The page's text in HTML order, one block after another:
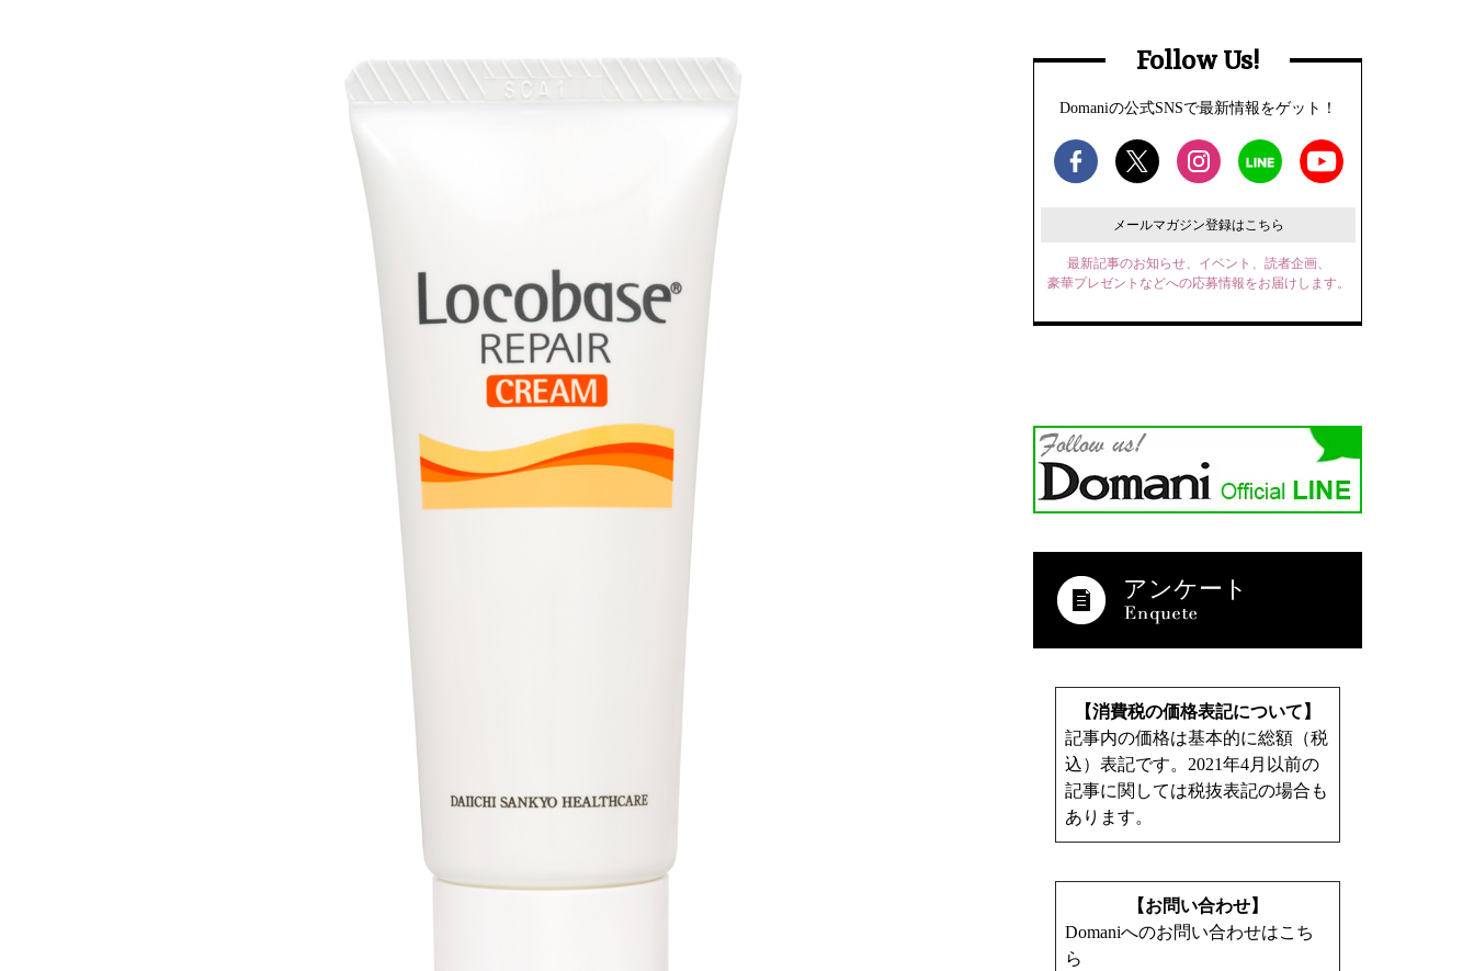
Follow Us!
Domaniの公式SNSで最新情報をゲット！
メールマガジン登録はこちら
最新記事のお知らせ、イベント、読者企画、
豪華プレゼントなどへの応募情報をお届けします。
アンケート
【消費税の価格表記について】
記事内の価格は基本的に総額（税
込）表記です。2021年4月以前の
記事に関しては税抜表記の場合も
あります。
【お問い合わせ】
Domaniへのお問い合わせはこち
ら